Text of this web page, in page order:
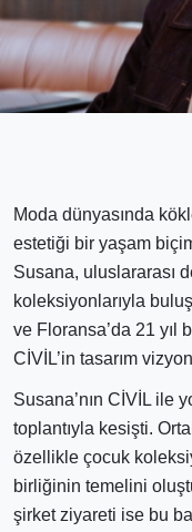
Moda dünyasında
estetiği bir yaşam
Susana, uluslararası
koleksiyonlarıyla
ve Floransa’da 21 yıl
CİVİL’in tasarım
Susana’nın CİVİL ile
toplantıyla kesişti.
özellikle çocuk
birliğinin temelini
şirket ziyareti ise bu